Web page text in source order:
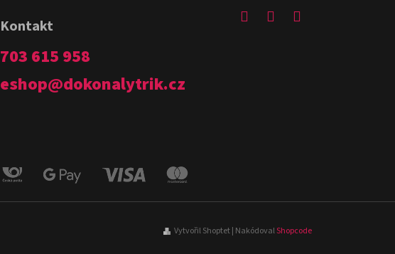
v
k
y
v
ý
Kontakt
eshop@dokonalytrik.cz
703 615 958
Vytvořil Shoptet| NakódovalShopcode